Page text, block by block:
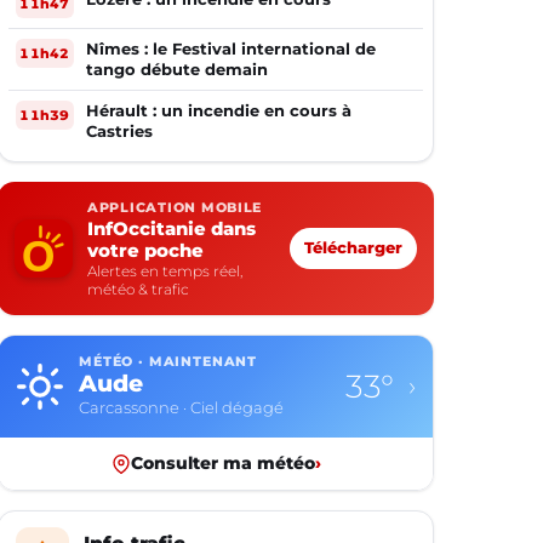
11h42
Nîmes : le Festival international de
tango débute demain
11h39
Hérault : un incendie en cours à
Castries
APPLICATION MOBILE
InfOccitanie dans
votre poche
Alertes en temps réel,
météo & trafic
Télécharger
MÉTÉO · MAINTENANT
Aude
Carcassonne · Ciel dégagé
33° ›
Consulter ma météo›